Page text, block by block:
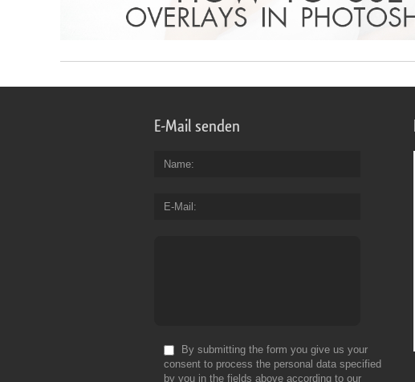
E-Mail senden
Name
E-Mail
By submitting the form you give us your
consent to process the personal data specified
by you in the fields above according to our